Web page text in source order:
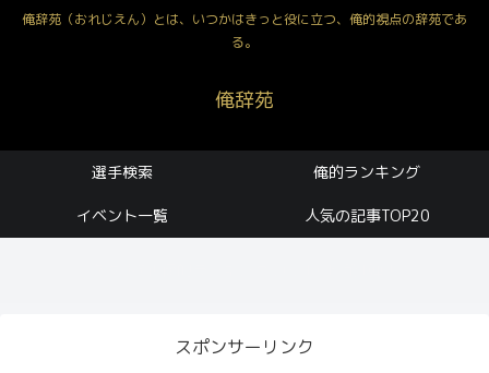
俺辞苑（おれじえん）とは、いつかはきっと役に立つ、俺的視点の辞苑であ
る。
俺辞苑
選手検索 俺的ランキング
イベント一覧 人気の記事TOP20
スポンサーリンク